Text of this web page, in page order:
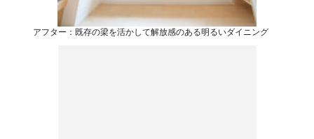
アフター：既存の梁を活かして解放感のある明るいダイニング